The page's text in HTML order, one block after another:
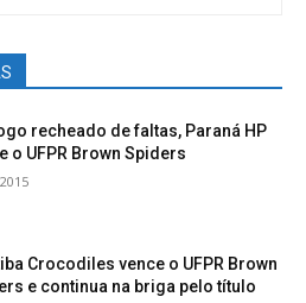
recheado de faltas, Paraná HP
o UFPR Brown Spiders
Crocodiles vence o UFPR Brown
e continua na briga pelo título